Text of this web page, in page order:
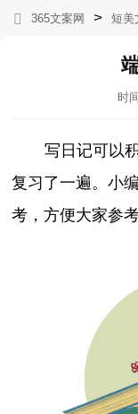
365文案网 > 短美
时
写日记可以
复习了一遍。小
考，方便大家参